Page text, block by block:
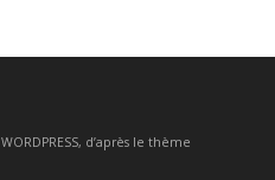
WORDPRESS, d’après le thème